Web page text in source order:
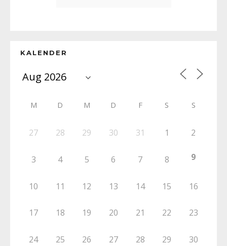
KALENDER
M D M D F S S
27 28 29 30 31 1 2
3 4 5 6 7 8 9
10 11 12 13 14 15 16
17 18 19 20 21 22 23
24 25 26 27 28 29 30